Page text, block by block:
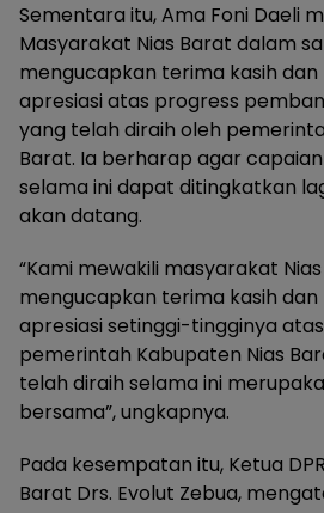
Sementara itu, Ama Foni Daeli
Masyarakat Nias Barat dalam
mengucapkan terima kasih
apresiasi atas progress
yang telah diraih oleh
Barat. Ia berharap agar
selama ini dapat ditingkatkan
akan datang.
“Kami mewakili masyarakat
mengucapkan terima kasih
apresiasi setinggi-tingginya
pemerintah Kabupaten Nias
telah diraih selama ini
bersama”, ungkapnya.
Pada kesempatan itu, Ketua
Barat Drs. Evolut Zebua,